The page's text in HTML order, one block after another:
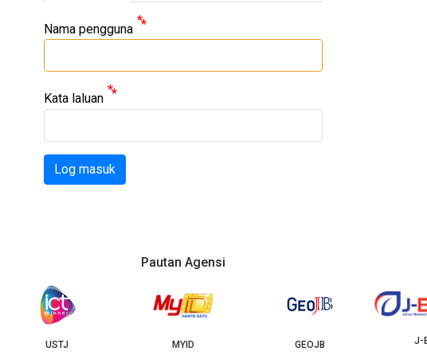
Nama pengguna
Kata laluan
Log masuk
Pautan Agensi
MYID GEOJB J-Biotech